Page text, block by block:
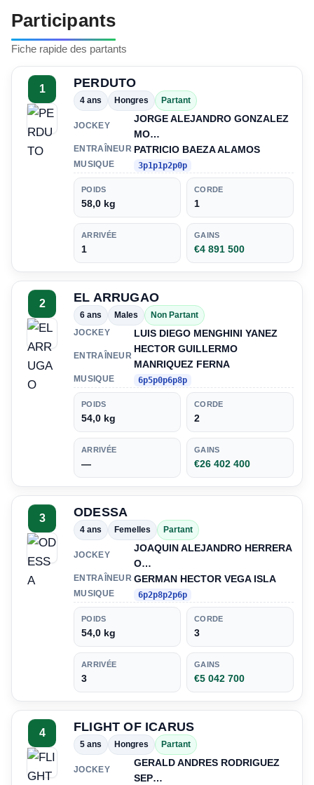
Participants
Fiche rapide des partants
1 PERDUTO
4 ans Hongres Partant
JOCKEY
JORGE ALEJANDRO GONZALEZ
MO…
ENTRAÎNEUR PATRICIO BAEZA ALAMOS
MUSIQUE 3p1p1p2p0p
POIDS
58,0 kg
CORDE
1
ARRIVÉE
1
GAINS
€4 891 500
2 EL ARRUGAO
6 ans Males
Non Partant
JOCKEY
LUIS DIEGO MENGHINI YANEZ
ENTRAÎNEUR
HECTOR GUILLERMO
MANRIQUEZ FERNA
MUSIQUE 6p5p0p6p8p
POIDS
54,0 kg
CORDE
2
ARRIVÉE
—
GAINS
€26 402 400
3 ODESSA
4 ans Femelles Partant
JOCKEY
JOAQUIN ALEJANDRO HERRERA
O…
ENTRAÎNEUR GERMAN HECTOR VEGA ISLA
MUSIQUE 6p2p8p2p6p
POIDS
54,0 kg
CORDE
3
ARRIVÉE
3
GAINS
€5 042 700
4 FLIGHT OF ICARUS
5 ans Hongres Partant
JOCKEY
GERALD ANDRES RODRIGUEZ
SEP…